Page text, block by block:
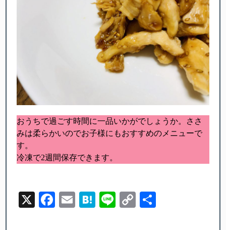
おうちで過ごす時間に一品いかがでしょうか。ささ
みは柔らかいのでお子様にもおすすめのメニューで
す。
冷凍で2週間保存できます。
X Facebook
EmailHatenaLineCopy